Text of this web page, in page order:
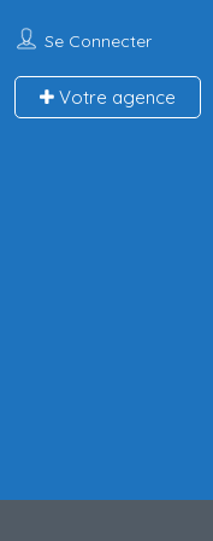
Se Connecter
Votre agence